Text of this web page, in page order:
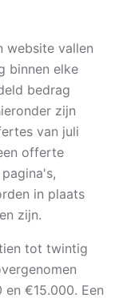
website vallen
binnen elke
bedrag
zijn
van juli
offerte
in plaats
zijn.
tot twintig
€15.000. Een